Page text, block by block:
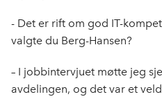
- Det er rift om god IT-
valgte du Berg-Hansen?
– I jobbintervjuet møtte jeg
avdelingen, og det var et